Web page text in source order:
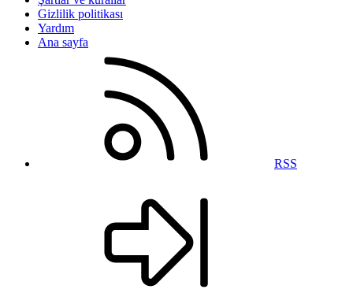
Gizlilik politikası
Yardım
Ana sayfa
RSS